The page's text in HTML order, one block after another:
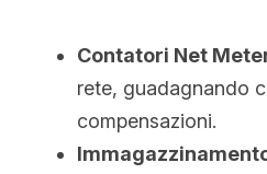
Contatori Net
rete, guadagnando
compensazioni.